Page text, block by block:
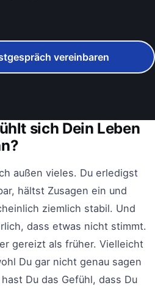
vereinbaren
sich Dein Leben
außen vieles. Du erledigst
hältst Zusagen ein und
ziemlich stabil. Und
dass etwas nicht stimmt.
gereizt als früher. Vielleicht
Du gar nicht genau sagen
Du das Gefühl, dass Du